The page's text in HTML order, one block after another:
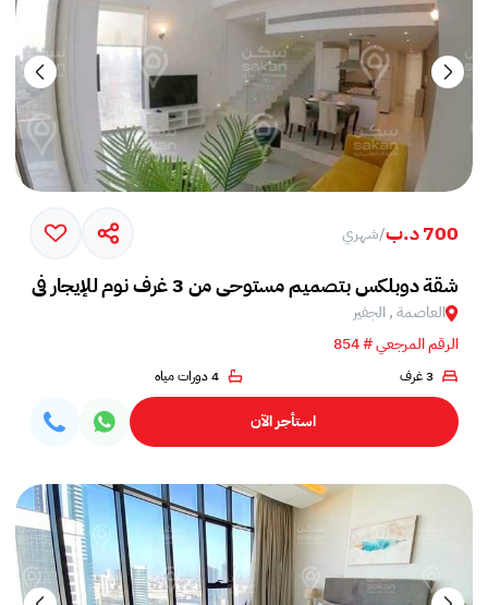
700 د.ب /شهري
شقة دوبلكس بتصميم مستوحى من 3 غرف نوم للإيجار في الجفير
العاصمة , الجفير
الرقم المرجعي # 854
3 غرف 4 دورات مياه
استأجر الآن